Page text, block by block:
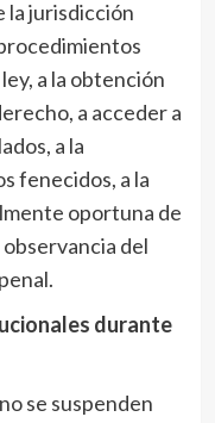
la jurisdicción
a la obtención
a acceder a
a la
fenecidos, a la
oportuna de
del
durante
se suspenden